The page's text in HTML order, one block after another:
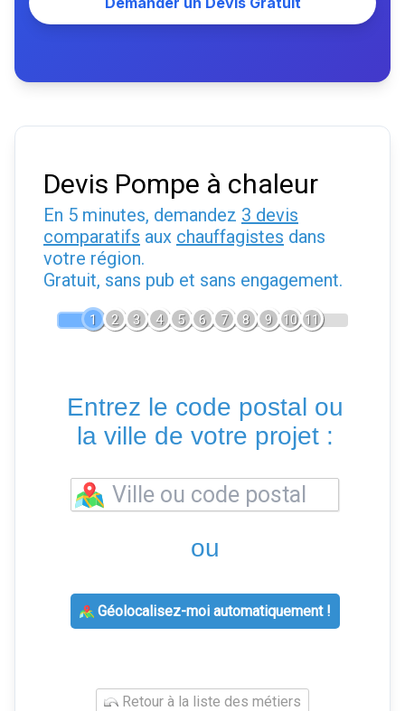
Devis Pompe à chaleur
En 5 minutes, demandez 3 devis
comparatifs aux chauffagistes dans
votre région.
Gratuit, sans pub et sans engagement.
1 2 3 4 5 6 7 8 9 10 11
Entrez le code postal ou
la ville de votre projet :
ou
Géolocalisez-moi automatiquement !
Retour à la liste des métiers